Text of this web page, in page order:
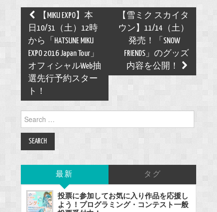
Post
navigation
【MIKU EXPO】本
日10/31（土）12時
から「HATSUNE MIKU
EXPO 2016 Japan Tour」
オフィシャルWeb抽
選先行予約スター
ト！
【雪ミク スカイタ
ウン】11/14（土）
発売！「SNOW
FRIENDS」のグッズ
内容を公開！
Search
for:
最新 タグ
投票に参加してお気に入り作品を応援し
よう！プログラミング・コンテスト一般